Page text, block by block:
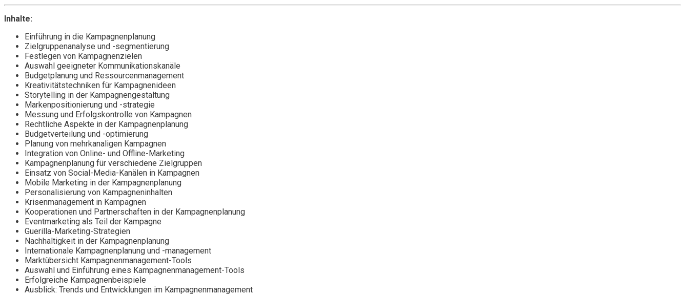
Inhalte:
Einführung in die Kampagnenplanung
Zielgruppenanalyse und -segmentierung
Festlegen von Kampagnenzielen
Auswahl geeigneter Kommunikationskanäle
Budgetplanung und Ressourcenmanagement
Kreativitätstechniken für Kampagnenideen
Storytelling in der Kampagnengestaltung
Markenpositionierung und -strategie
Messung und Erfolgskontrolle von Kampagnen
Rechtliche Aspekte in der Kampagnenplanung
Budgetverteilung und -optimierung
Planung von mehrkanaligen Kampagnen
Integration von Online- und Offline-Marketing
Kampagnenplanung für verschiedene Zielgruppen
Einsatz von Social-Media-Kanälen in Kampagnen
Mobile Marketing in der Kampagnenplanung
Personalisierung von Kampagneninhalten
Krisenmanagement in Kampagnen
Kooperationen und Partnerschaften in der Kampagnenplanung
Eventmarketing als Teil der Kampagne
Guerilla-Marketing-Strategien
Nachhaltigkeit in der Kampagnenplanung
Internationale Kampagnenplanung und -management
Marktübersicht Kampagnenmanagement-Tools
Auswahl und Einführung eines Kampagnenmanagement-Tools
Erfolgreiche Kampagnenbeispiele
Ausblick: Trends und Entwicklungen im Kampagnenmanagement